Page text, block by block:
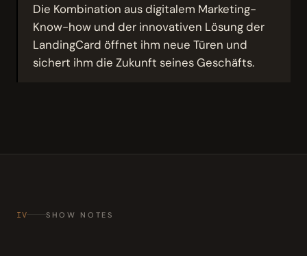
Die Kombination aus digitalem Marketing-
Know-how und der innovativen Lösung der
LandingCard öffnet ihm neue Türen und
sichert ihm die Zukunft seines Geschäfts.
IV SHOW NOTES